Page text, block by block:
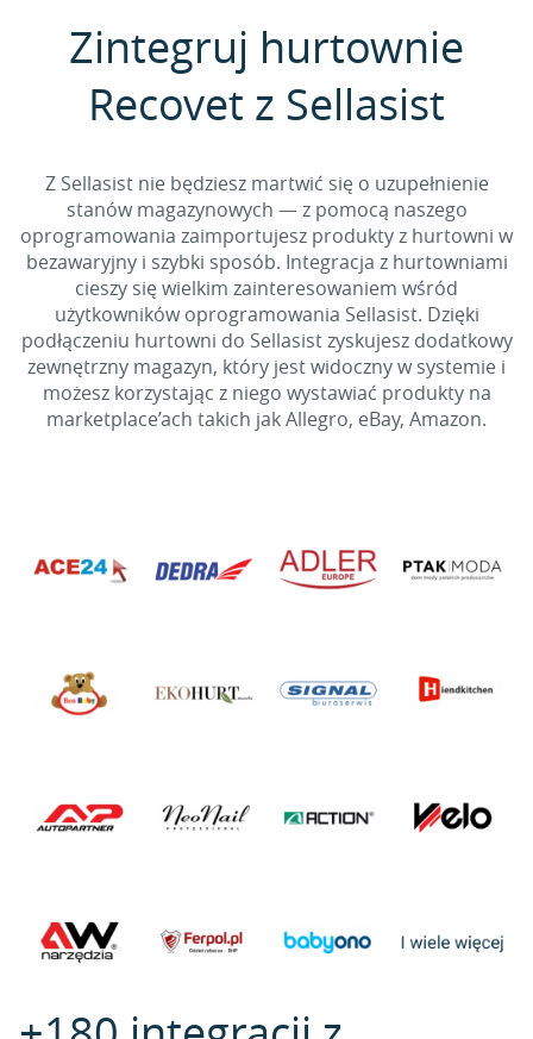
Zintegruj hurtownie
Recovet z Sellasist
Z Sellasist nie będziesz martwić się o uzupełnienie
stanów magazynowych — z pomocą naszego
oprogramowania zaimportujesz produkty z hurtowni w
bezawaryjny i szybki sposób. Integracja z hurtowniami
cieszy się wielkim zainteresowaniem wśród
użytkowników oprogramowania Sellasist. Dzięki
podłączeniu hurtowni do Sellasist zyskujesz dodatkowy
zewnętrzny magazyn, który jest widoczny w systemie i
możesz korzystając z niego wystawiać produkty na
marketplace’ach takich jak Allegro, eBay, Amazon.